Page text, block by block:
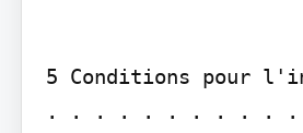
5 Conditions pour
. . . . . . . . . .